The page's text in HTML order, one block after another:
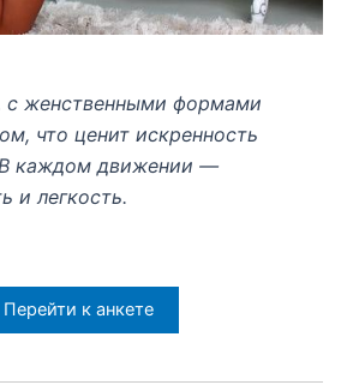
с женственными формами
что ценит искренность
В каждом движении —
и легкость.
Перейти к анкете